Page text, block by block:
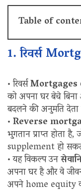
Table of
1. रिवर्स
• रिवर्स
को अपना घर बेचे
बदलने की अनुमति देता
•Reverse
भुगतान प्राप्त होता
supplement हो
• यह विकल्प उन
अपना घर है और वे
अपने home equity